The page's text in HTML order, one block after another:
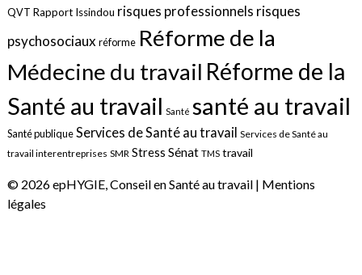
QVT Rapport Issindou risques professionnels risques
psychosociauxréforme Réforme de la
Médecine du travail Réforme de la
Santé au travail Santé santé au travail
Santé publiqueServices de Santé au travail Services de Santé au
travail interentreprises SMR Stress Sénat TMS travail
© 2026 epHYGIE, Conseil en Santé au travail | Mentions
légales